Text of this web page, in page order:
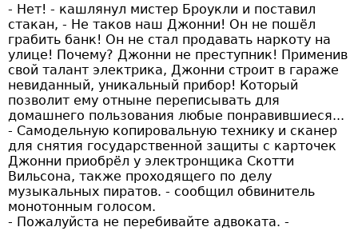
- Нет! - кашлянул мистер Броукли и поставил
стакан, - Не таков наш Джонни! Он не пошёл
грабить банк! Он не стал продавать наркоту на
улице! Почему? Джонни не преступник! Применив
свой талант электрика, Джонни строит в гараже
невиданный, уникальный прибор! Который
позволит ему отныне переписывать для
домашнего пользования любые понравившиеся...
- Самодельную копировальную технику и сканер
для снятия государственной защиты с карточек
Джонни приобрёл у электронщика Скотти
Вильсона, также проходящего по делу
музыкальных пиратов. - сообщил обвинитель
монотонным голосом.
- Пожалуйста не перебивайте адвоката. -